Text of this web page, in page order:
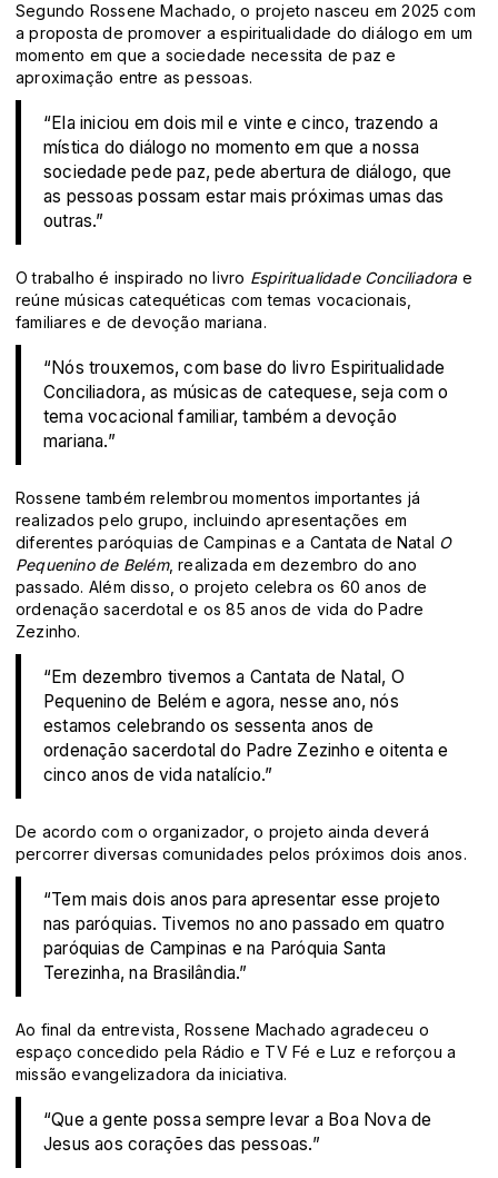
Segundo Rossene Machado, o projeto nasceu em 2025 com
a proposta de promover a espiritualidade do diálogo em um
momento em que a sociedade necessita de paz e
aproximação entre as pessoas.
“Ela iniciou em dois mil e vinte e cinco, trazendo a
mística do diálogo no momento em que a nossa
sociedade pede paz, pede abertura de diálogo, que
as pessoas possam estar mais próximas umas das
outras.”
O trabalho é inspirado no livro Espiritualidade Conciliadorae
reúne músicas catequéticas com temas vocacionais,
familiares e de devoção mariana.
“Nós trouxemos, com base do livro Espiritualidade
Conciliadora, as músicas de catequese, seja com o
tema vocacional familiar, também a devoção
mariana.”
Rossene também relembrou momentos importantes já
realizados pelo grupo, incluindo apresentações em
diferentes paróquias de Campinas e a Cantata de Natal O
Pequenino de Belém, realizada em dezembro do ano
passado. Além disso, o projeto celebra os 60 anos de
ordenação sacerdotal e os 85 anos de vida do Padre
Zezinho.
“Em dezembro tivemos a Cantata de Natal, O
Pequenino de Belém e agora, nesse ano, nós
estamos celebrando os sessenta anos de
ordenação sacerdotal do Padre Zezinho e oitenta e
cinco anos de vida natalício.”
De acordo com o organizador, o projeto ainda deverá
percorrer diversas comunidades pelos próximos dois anos.
“Tem mais dois anos para apresentar esse projeto
nas paróquias. Tivemos no ano passado em quatro
paróquias de Campinas e na Paróquia Santa
Terezinha, na Brasilândia.”
Ao final da entrevista, Rossene Machado agradeceu o
espaço concedido pela Rádio e TV Fé e Luz e reforçou a
missão evangelizadora da iniciativa.
“Que a gente possa sempre levar a Boa Nova de
Jesus aos corações das pessoas.”